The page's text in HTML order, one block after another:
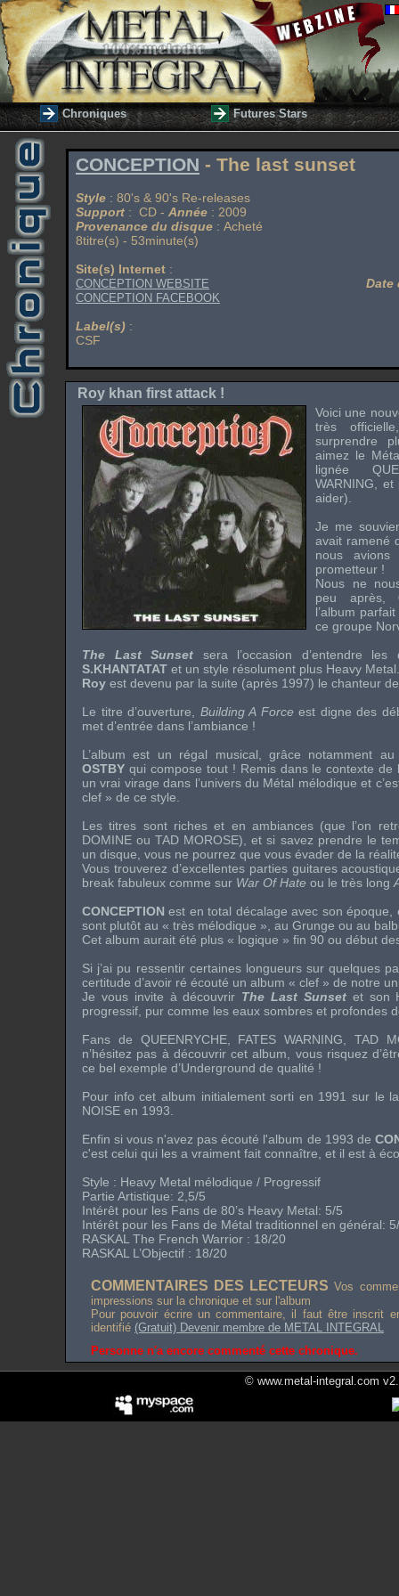
Chroniques Futures Stars
CONCEPTION - The last sunset
Style : 80's & 90's Re-releases
Support : CD - Année : 2009
Provenance du disque : Acheté
8titre(s) - 53minute(s)
Site(s) Internet :
CONCEPTION WEBSITE
CONCEPTION FACEBOOK
Label(s) :
CSF
Date
Roy khan first attack !
Voici une
très
surprendre
aimez le
lignée
WARNING ,
aider).
Je me
avait ramené
nous
prometteur !
Nous ne
peu après,
l’album
ce groupe
The Last Sunset sera l’occasion d’entendre
S.KHANTATAT et un style résolument plus Heavy Metal
Roy est devenu par la suite (après 1997) le chanteur
Le titre d’ouverture, Building A Force est digne des
met d’entrée dans l’ambiance !
L’album est un régal musical, grâce notamment
OSTBY qui compose tout ! Remis dans le contexte de
un vrai virage dans l’univers du Métal mélodique et
clef » de ce style.
Les titres sont riches et en ambiances (que l’on
DOMINE ouTAD MOROSE), et si savez prendre le
un disque, vous ne pourrez que vous évader de la
Vous trouverez d’excellentes parties guitares
break fabuleux comme sur War Of Hate ou le très long
CONCEPTION est en total décalage avec son
sont plutôt au « très mélodique », au Grunge ou au
Cet album aurait été plus « logique » fin 90 ou début
Si j’ai pu ressentir certaines longueurs sur quelques
certitude d’avoir ré écouté un album « clef » de notre
Je vous invite à découvrir The Last Sunsetet son
progressif, pur comme les eaux sombres et profondes
Fans de QUEENRYCHE, FATES WARNING
TAD
n’hésitez pas à découvrir cet album, vous risquez
ce bel exemple d’Underground de qualité !
Pour info cet album initialement sorti en 1991 sur le
NOISE en 1993.
Enfin si vous n'avez pas écouté l'album de 1993 de
c'est celui qui les a vraiment fait connaître, et il est à
Style : Heavy Metal mélodique / Progressif
Partie Artistique: 2,5/5
Intérêt pour les Fans de 80’s Heavy Metal: 5/5
Intérêt pour les Fans de Métal traditionnel en général:
RASKAL The French Warrior : 18/20
RASKAL L’Objectif : 18/20
COMMENTAIRES DES LECTEURS Vos
impressions sur la chronique et sur l'album
Pour pouvoir écrire un commentaire, il faut être inscrit
identifié (Gratuit) Devenir membre de METAL INTEGRAL
Personne n'a encore commenté cette chronique.
© www.metal-integral.com